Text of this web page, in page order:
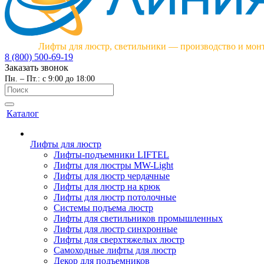
Лифты для люстр, светильники — производство и
8 (800) 500-69-19
Заказать звонок
Пн. – Пт.: с 9:00 до 18:00
Каталог
Лифты для люстр
Лифты-подъемники LIFTEL
Лифты для люстры MW-Light
Лифты для люстр чердачные
Лифты для люстр на крюк
Лифты для люстр потолочные
Системы подъема люстр
Лифты для светильников промышленных
Лифты для люстр синхронные
Лифты для сверхтяжелых люстр
Самоходные лифты для люстр
Декор для подъемников